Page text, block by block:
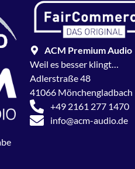
ACM Premium Audio
Weil es besser klingt…
Adlerstraße 48
41066 Mönchengladbach
+49 2161 277 1470
info@acm-audio.de